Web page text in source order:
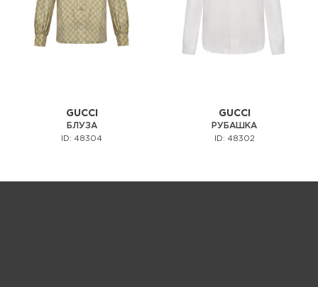
GUCCI
БЛУЗА
ID: 48304
GUCCI
РУБАШКА
ID: 48302